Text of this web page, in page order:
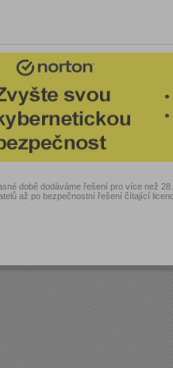
době dodáváme řešení pro více než
až po bezpečnostní řešení čítající